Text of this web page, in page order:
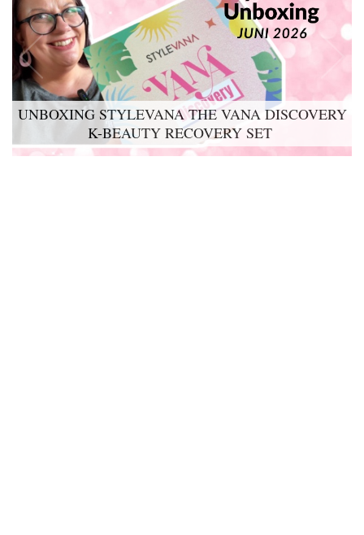
UNBOXING STYLEVANA THE VANA DISCOVERY
K-BEAUTY RECOVERY SET